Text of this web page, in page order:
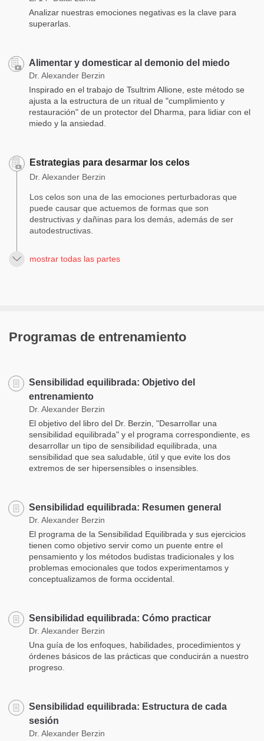
Analizar nuestras emociones negativas es la clave para
superarlas.
Alimentar y domesticar al demonio del miedo
Dr. Alexander Berzin
Inspirado en el trabajo de Tsultrim Allione, este método se
ajusta a la estructura de un ritual de "cumplimiento y
restauración" de un protector del Dharma, para lidiar con el
miedo y la ansiedad.
Estrategias para desarmar los celos
Dr. Alexander Berzin
Los celos son una de las emociones perturbadoras que
puede causar que actuemos de formas que son
destructivas y dañinas para los demás, además de ser
autodestructivas.
mostrar todas las partes
Programas de entrenamiento
Sensibilidad equilibrada: Objetivo del
entrenamiento
Dr. Alexander Berzin
El objetivo del libro del Dr. Berzin, "Desarrollar una
sensibilidad equilibrada" y el programa correspondiente, es
desarrollar un tipo de sensibilidad equilibrada, una
sensibilidad que sea saludable, útil y que evite los dos
extremos de ser hipersensibles o insensibles.
Sensibilidad equilibrada: Resumen general
Dr. Alexander Berzin
El programa de la Sensibilidad Equilibrada y sus ejercicios
tienen como objetivo servir como un puente entre el
pensamiento y los métodos budistas tradicionales y los
problemas emocionales que todos experimentamos y
conceptualizamos de forma occidental.
Sensibilidad equilibrada: Cómo practicar
Dr. Alexander Berzin
Una guía de los enfoques, habilidades, procedimientos y
órdenes básicos de las prácticas que conducirán a nuestro
progreso.
Sensibilidad equilibrada: Estructura de cada
sesión
Dr. Alexander Berzin